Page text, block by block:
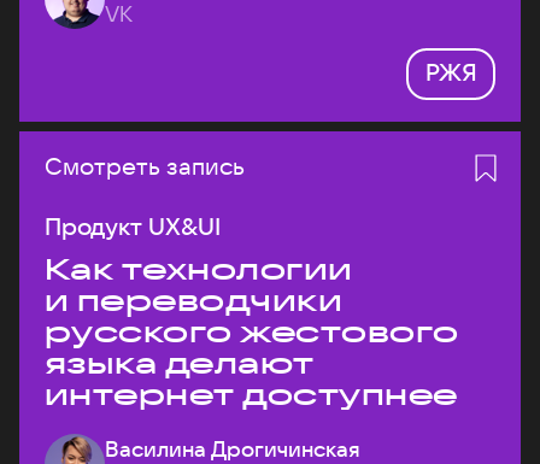
VK
РЖЯ
Смотреть запись
Продукт UX&UI
Как технологии
и переводчики
русского жестового
языка делают
интернет доступнее
Василина Дрогичинская